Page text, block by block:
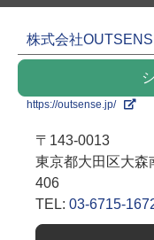
株式会社
https://outsense.jp/
〒143-0013
東京都大田区大森
406
TEL: 03-6715-